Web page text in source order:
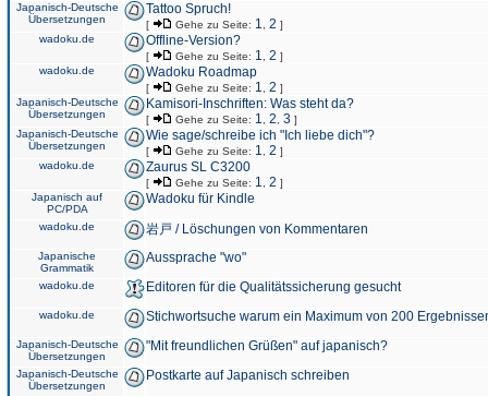
Japanisch-Deutsche
Übersetzungen
Tattoo Spruch!
[ Gehe zu Seite: 1 2 ]
wadoku.de
Offline-Version?
[ Gehe zu Seite: 1 2 ]
wadoku.de
Wadoku Roadmap
[ Gehe zu Seite: 1 2 ]
Japanisch-Deutsche
Übersetzungen
Kamisori-Inschriften: Was steht da?
[ Gehe zu Seite: 1 2 3 ]
Japanisch-Deutsche
Übersetzungen
Wie sage/schreibe ich "Ich liebe dich"?
[ Gehe zu Seite: 1 2 ]
wadoku.de
Zaurus SL C3200
[ Gehe zu Seite: 1 2 ]
Japanisch auf
PC/PDA
Wadoku für Kindle
wadoku.de 岩戸 / Löschungen von Kommentaren
Japanische
Grammatik
Aussprache "wo"
wadoku.de Editoren für die Qualitätssicherung gesucht
wadoku.de Stichwortsuche warum ein Maximum von 200
Japanisch-Deutsche
Übersetzungen
"Mit freundlichen Grüßen" auf japanisch?
Japanisch-Deutsche
Übersetzungen
Postkarte auf Japanisch schreiben